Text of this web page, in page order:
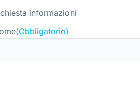
informazioni
(Obbligatorio)